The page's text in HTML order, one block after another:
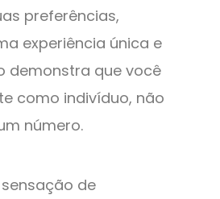
preferências,
experiência única e
demonstra que você
como indivíduo, não
número.
de